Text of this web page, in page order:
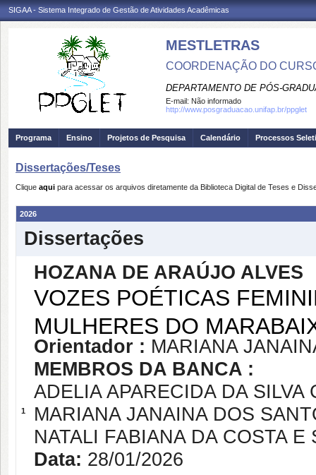
SIGAA - Sistema Integrado de Gestão de Atividades Acadêmicas
MESTLETRAS
COORDENAÇÃO DO
DEPARTAMENTO DE PÓS-
E-mail: Não informado
http://www.posgraduacao.unifap.br/ppglet
Programa Ensino Projetos de Pesquisa Calendário Processos
Dissertações/Teses
Clique aqui para acessar os arquivos diretamente da Biblioteca Digital de Teses e
2026
Dissertações
1
HOZANA DE ARAÚJO ALVES
VOZES POÉTICAS
MULHERES DO
Orientador : MARIANA
MEMBROS DA BANCA :
ADELIA APARECIDA DA SILVA
MARIANA JANAINA DOS
NATALI FABIANA DA COSTA E
Data: 28/01/2026